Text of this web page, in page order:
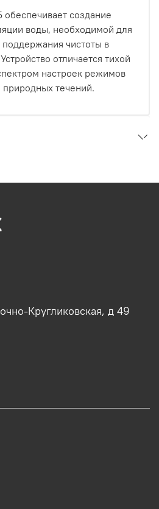
обеспечивает создание
воды, необходимой для
чистоты в
отличается тихой
настроек режимов
природных течений.
Кругликовская, д 49